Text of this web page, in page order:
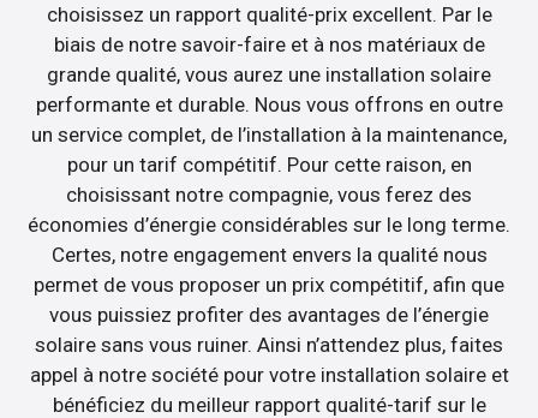
choisissez un rapport qualité-prix excellent. Par le
biais de notre savoir-faire et à nos matériaux de
grande qualité, vous aurez une installation solaire
performante et durable. Nous vous offrons en outre
un service complet, de l’installation à la maintenance,
pour un tarif compétitif. Pour cette raison, en
choisissant notre compagnie, vous ferez des
économies d’énergie considérables sur le long terme.
Certes, notre engagement envers la qualité nous
permet de vous proposer un prix compétitif, afin que
vous puissiez profiter des avantages de l’énergie
solaire sans vous ruiner. Ainsi n’attendez plus, faites
appel à notre société pour votre installation solaire et
bénéficiez du meilleur rapport qualité-tarif sur le